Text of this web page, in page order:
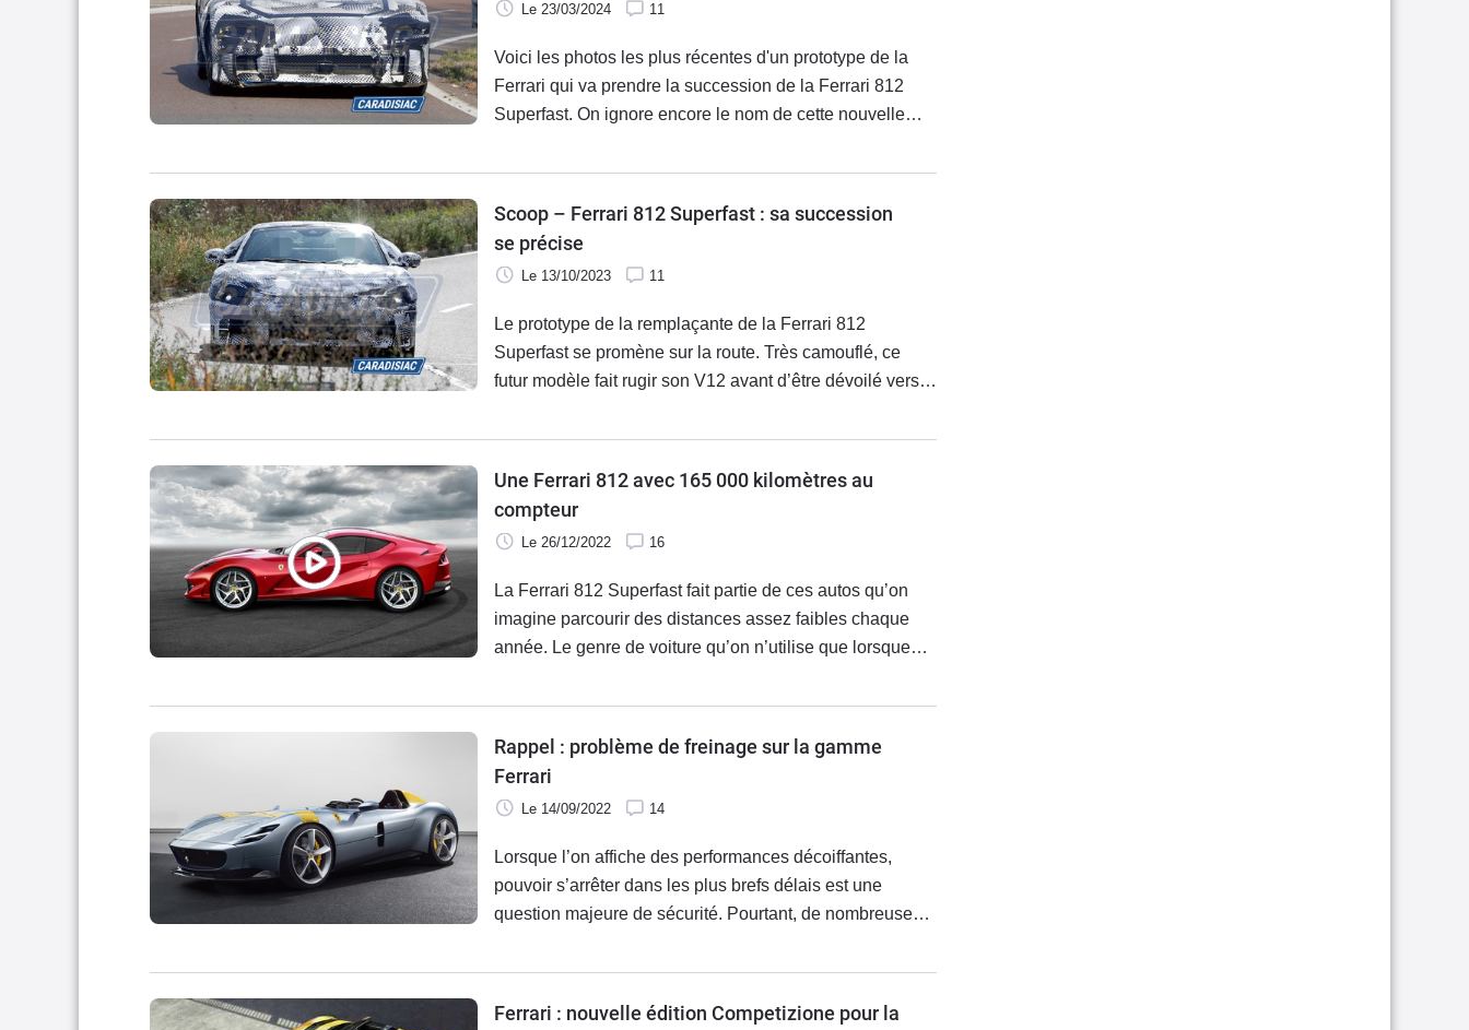
Le 23/03/2024 11
Voici les photos les plus récentes d'un prototype de la
Ferrari qui va prendre la succession de la Ferrari 812
Superfast. On ignore encore le nom de cette nouvelle
de grande puissance.
Scoop – Ferrari 812 Superfast : sa succession
se précise
Le 13/10/2023 11
Le prototype de la remplaçante de la Ferrari 812
Superfast se promène sur la route. Très camouflé, ce
futur modèle fait rugir son V12 avant d’être dévoilé vers
qui pourrait bien connaître des modifications…
Une Ferrari 812 avec 165 000 kilomètres au
compteur
Le 26/12/2022 16
La Ferrari 812 Superfast fait partie de ces autos qu’on
imagine parcourir des distances assez faibles chaque
année. Le genre de voiture qu’on n’utilise que lorsque
son temps dans un garage à la température contrôlée.
Rappel : problème de freinage sur la gamme
Ferrari
Le 14/09/2022 14
Lorsque l’on affiche des performances décoiffantes,
pouvoir s’arrêter dans les plus brefs délais est une
question majeure de sécurité. Pourtant, de nombreuses
Ferrari : nouvelle édition Competizione pour la